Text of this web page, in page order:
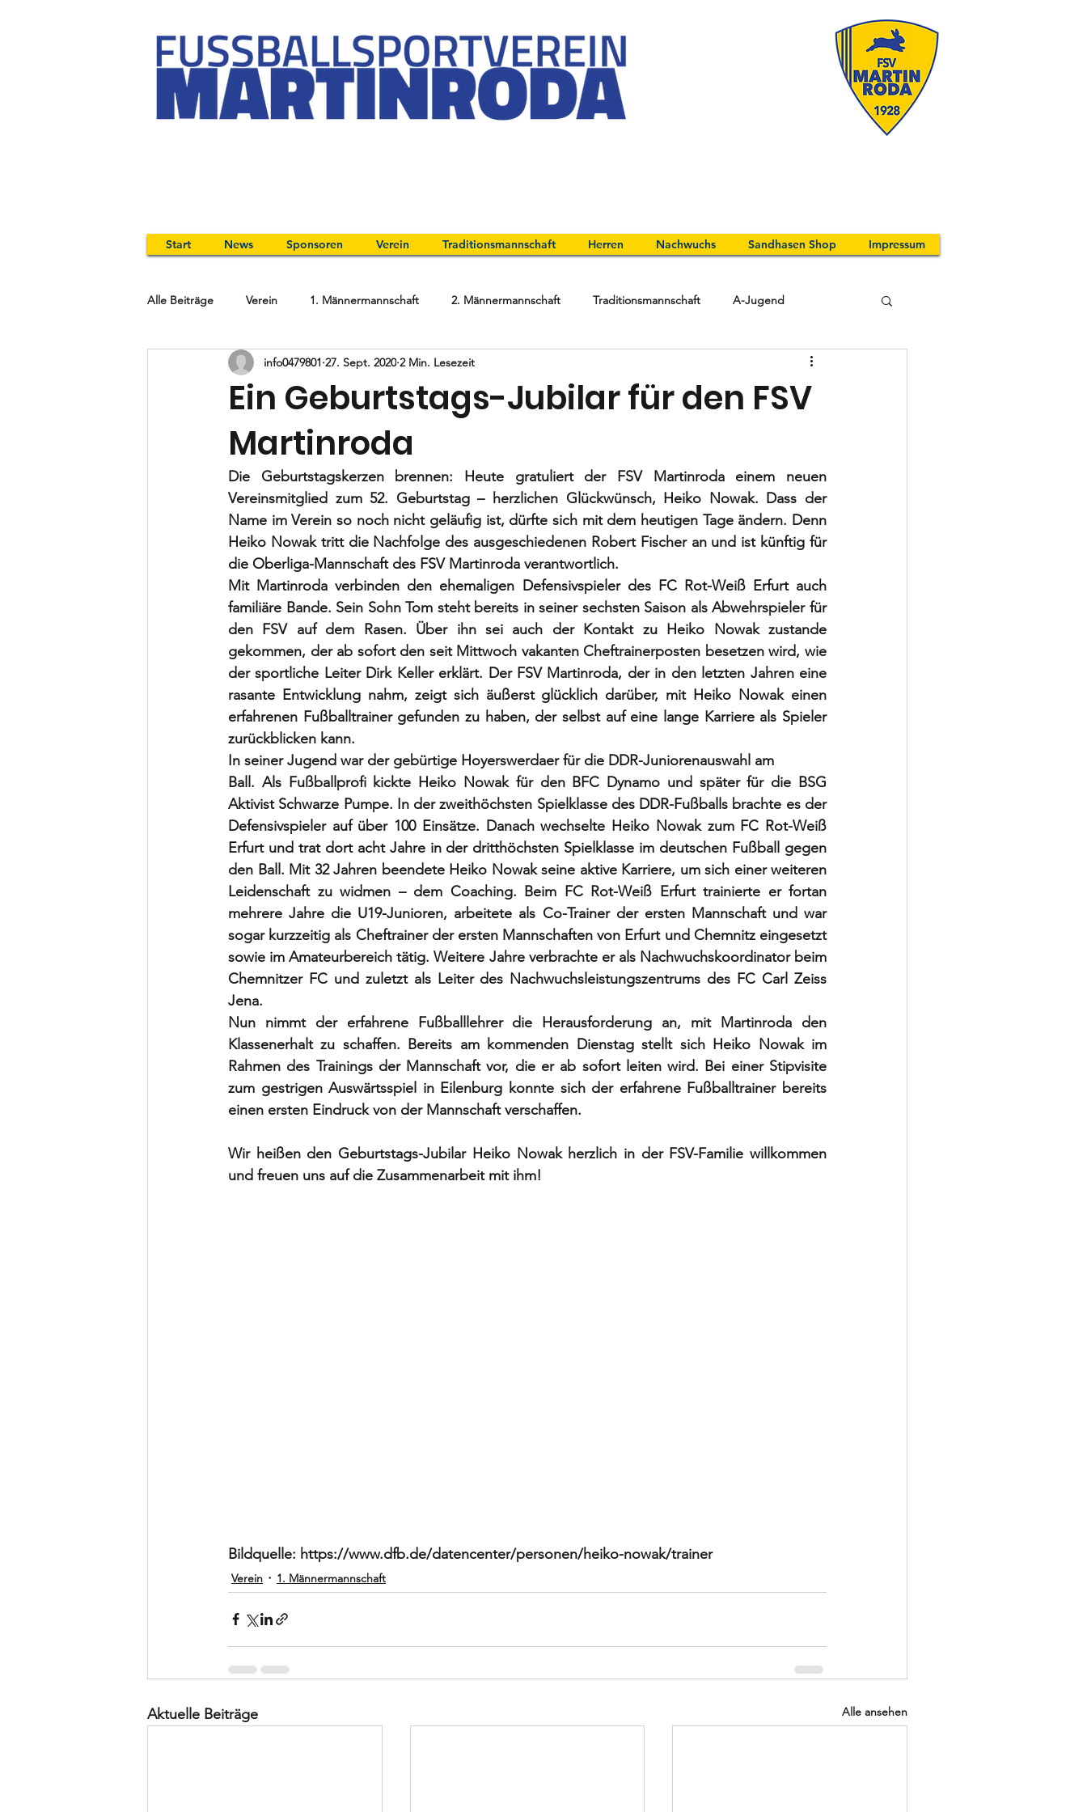
Start News Sponsoren Verein Traditionsmannschaft Herren Nachwuchs Sandhasen Shop Impressum
Alle Beiträge Verein 1. Männermannschaft 2. Männermannschaft Traditionsmannschaft A-Jugend
B-Jugend C-Jugend D-Jugend E-Jugend
Ein Geburtstags-Jubilar für den FSV
Martinroda
info0479801 27. Sept. 2020 2 Min. Lesezeit
Die Geburtstagskerzen brennen: Heute gratuliert der FSV Martinroda einem neuen
Vereinsmitglied zum 52. Geburtstag – herzlichen Glückwünsch, Heiko Nowak. Dass der
Name im Verein so noch nicht geläufig ist, dürfte sich mit dem heutigen Tage ändern. Denn
Heiko Nowak tritt die Nachfolge des ausgeschiedenen Robert Fischer an und ist künftig für
die Oberliga-Mannschaft des FSV Martinroda verantwortlich.
Mit Martinroda verbinden den ehemaligen Defensivspieler des FC Rot-Weiß Erfurt auch
familiäre Bande. Sein Sohn Tom steht bereits in seiner sechsten Saison als Abwehrspieler für
den FSV auf dem Rasen. Über ihn sei auch der Kontakt zu Heiko Nowak zustande
gekommen, der ab sofort den seit Mittwoch vakanten Cheftrainerposten besetzen wird, wie
der sportliche Leiter Dirk Keller erklärt. Der FSV Martinroda, der in den letzten Jahren eine
rasante Entwicklung nahm, zeigt sich äußerst glücklich darüber, mit Heiko Nowak einen
erfahrenen Fußballtrainer gefunden zu haben, der selbst auf eine lange Karriere als Spieler
zurückblicken kann.
In seiner Jugend war der gebürtige Hoyerswerdaer für die DDR-Juniorenauswahl am
Ball. Als Fußballprofi kickte Heiko Nowak für den BFC Dynamo und später für die BSG
Aktivist Schwarze Pumpe. In der zweithöchsten Spielklasse des DDR-Fußballs brachte es der
Defensivspieler auf über 100 Einsätze. Danach wechselte Heiko Nowak zum FC Rot-Weiß
Erfurt und trat dort acht Jahre in der dritthöchsten Spielklasse im deutschen Fußball gegen
den Ball. Mit 32 Jahren beendete Heiko Nowak seine aktive Karriere, um sich einer weiteren
Leidenschaft zu widmen – dem Coaching. Beim FC Rot-Weiß Erfurt trainierte er fortan
mehrere Jahre die U19-Junioren, arbeitete als Co-Trainer der ersten Mannschaft und war
sogar kurzzeitig als Cheftrainer der ersten Mannschaften von Erfurt und Chemnitz eingesetzt
sowie im Amateurbereich tätig. Weitere Jahre verbrachte er als Nachwuchskoordinator beim
Chemnitzer FC und zuletzt als Leiter des Nachwuchsleistungszentrums des FC Carl Zeiss
Jena.
Nun nimmt der erfahrene Fußballlehrer die Herausforderung an, mit Martinroda den
Klassenerhalt zu schaffen. Bereits am kommenden Dienstag stellt sich Heiko Nowak im
Rahmen des Trainings der Mannschaft vor, die er ab sofort leiten wird. Bei einer Stipvisite
zum gestrigen Auswärtsspiel in Eilenburg konnte sich der erfahrene Fußballtrainer bereits
einen ersten Eindruck von der Mannschaft verschaffen.
Wir heißen den Geburtstags-Jubilar Heiko Nowak herzlich in der FSV-Familie willkommen
und freuen uns auf die Zusammenarbeit mit ihm!
Bildquelle: https://www.dfb.de/datencenter/personen/heiko-nowak/trainer
Verein 1. Männermannschaft
Aktuelle Beiträge Alle ansehen